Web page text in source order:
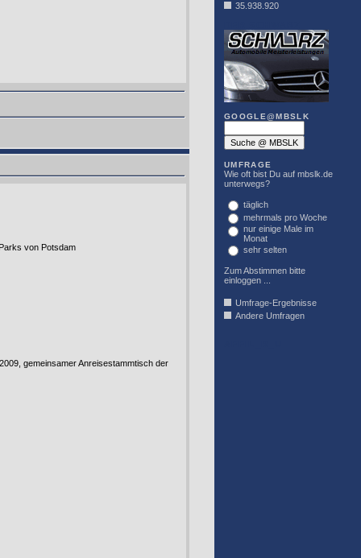
von Potsdam
gemeinsamer Anreisestammtisch der
35.938.920
GOOGLE@MBSLK
UMFRAGE
Wie oft bist Du auf mbslk.de
unterwegs?
täglich
mehrmals pro Woche
nur einige Male im
Monat
sehr selten
Zum Abstimmen bitte
einloggen ...
Umfrage-Ergebnisse
Andere Umfragen